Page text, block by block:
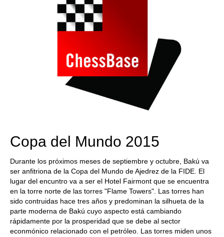
Copa del Mundo 2015
Durante los próximos meses de septiembre y octubre, Bakú va
ser anfitriona de la Copa del Mundo de Ajedrez de la FIDE. El
lugar del encuntro va a ser el Hotel Fairmont que se encuentra
en la torre norte de las torres "Flame Towers". Las torres han
sido contruidas hace tres años y predominan la silhueta de la
parte moderna de Bakú cuyo aspecto está cambiando
rápidamente por la prosperidad que se debe al sector
econmónico relacionado con el petróleo. Las torres miden unos